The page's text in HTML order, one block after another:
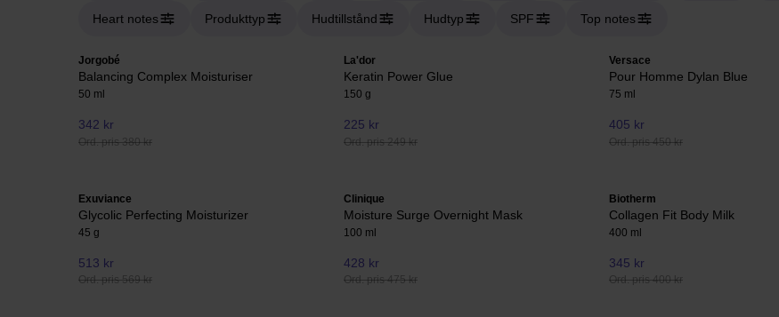
Heart notes Produkttyp Hudtillstånd Hudtyp SPF Top notes
Jorgobé
Balancing Complex Moisturiser
50 ml
342 kr
Ord. pris 380 kr
La'dor
Keratin Power Glue
150 g
225 kr
Ord. pris 249 kr
Versace
Pour Homme Dylan Blue
75 ml
405 kr
Ord. pris 450 kr
Exuviance
Glycolic Perfecting Moisturizer
45 g
513 kr
Ord. pris 569 kr
Clinique
Moisture Surge Overnight Mask
100 ml
428 kr
Ord. pris 475 kr
Biotherm
Collagen Fit Body Milk
400 ml
345 kr
Ord. pris 400 kr